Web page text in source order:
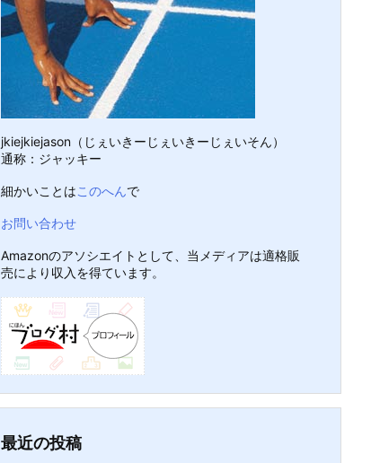
jkiejkiejason（じぇいきーじぇいきーじぇいそん）
通称：ジャッキー
細かいことはこのへんで
お問い合わせ
Amazonのアソシエイトとして、当メディアは適格販
売により収入を得ています。
最近の投稿